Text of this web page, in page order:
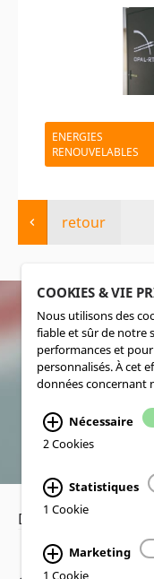
ENERGIES
RENOUVELABLES
retour
Déclaration de
COOKIES & VIE
Nous utilisons des
fiable et sûr de notre
performances et
personnalisés. À cet
données concernant
Nécessaire
2 Cookies
Statistiques
1 Cookie
Marketing
1 Cookie